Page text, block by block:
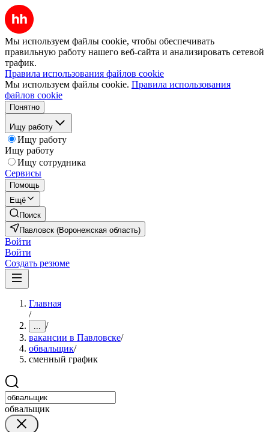
Мы используем файлы cookie, чтобы обеспечивать
правильную работу нашего веб-сайта и анализировать сетевой
трафик.
Правила использования файлов cookie
Мы используем файлы cookie. Правила использования
файлов cookie
Понятно
Ищу работу
Ищу работу
Ищу работу
Ищу сотрудника
Сервисы
Помощь
Ещё
Поиск
Павловск (Воронежская область)
Войти
Войти
Создать резюме
Главная
/
... /
вакансии в Павловске/
обвальщик/
сменный график
обвальщик